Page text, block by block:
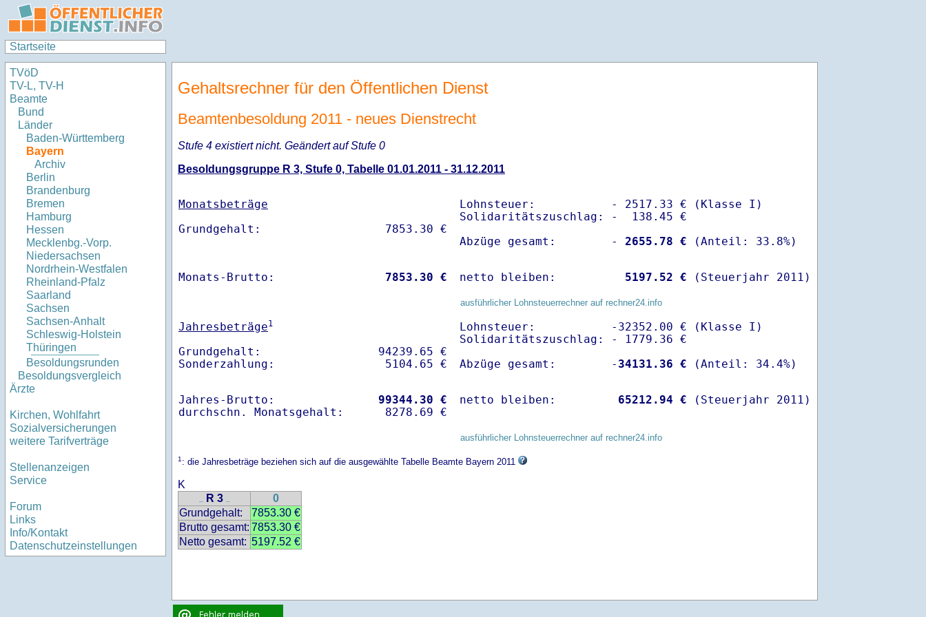
Startseite
TVöD
TV-L, TV-H
Beamte
Bund
Länder
Baden-Württemberg
Bayern
Archiv
Berlin
Brandenburg
Bremen
Hamburg
Hessen
Mecklenbg.-Vorp.
Niedersachsen
Nordrhein-Westfalen
Rheinland-Pfalz
Saarland
Sachsen
Sachsen-Anhalt
Schleswig-Holstein
Thüringen
Besoldungsrunden
Besoldungsvergleich
Ärzte
Kirchen, Wohlfahrt
Sozialversicherungen
weitere Tarifverträge
Stellenanzeigen
Service
Forum
Links
Info/Kontakt
Datenschutzeinstellungen
Gehaltsrechner für den Öffentlichen Dienst
Beamtenbesoldung 2011 - neues Dienstrecht
Stufe 4 existiert nicht. Geändert auf Stufe 0
Besoldungsgruppe R 3, Stufe 0, Tabelle 01.01.2011 - 31.12.2011
Monatsbeträge
Lohnsteuer:           - 2517.33 € (Klasse I)
Solidaritätszuschlag: -  138.45 €
Abzüge gesamt:        -
2655.78 €
Monats-Brutto: 7853.30 € netto bleiben: 5197.52 € (Steuerjahr 2011)
ausführlicher Lohnsteuerrechner auf rechner24.info
Jahresbeträge1
Grundgehalt:                 94239.65 €
Lohnsteuer:           -32352.00 € (Klasse I)
Solidaritätszuschlag: - 1779.36 €
Abzüge gesamt:        - 34131.36 €
Jahres-Brutto: 99344.30 €
netto bleiben: 65212.94 € (Steuerjahr 2011)
ausführlicher Lohnsteuerrechner auf rechner24.info
1: die Jahresbeträge beziehen sich auf die ausgewählte Tabelle Beamte Bayern 2011
K
.. R 3 ..
0
Grundgehalt:
7853.30 €
Brutto gesamt: 7853.30 €
Netto gesamt: 5197.52 €